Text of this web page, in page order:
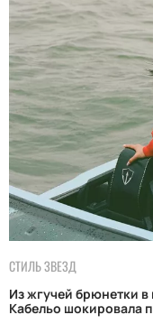
СТИЛЬ ЗВЕЗД
Из жгучей брюнетки
Кабельо шокировала